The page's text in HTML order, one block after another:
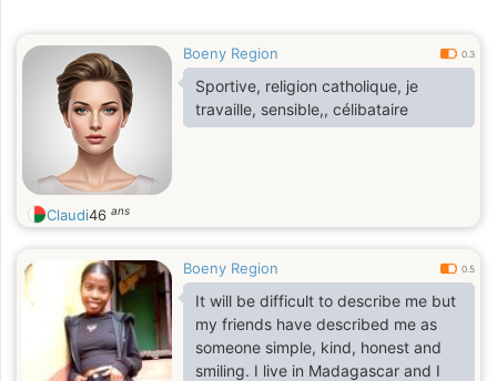
Boeny Region 0.3
Sportive, religion catholique, je
travaille, sensible,, célibataire
Claudi46 ans
Boeny Region 0.5
It will be difficult to describe me but
my friends have described me as
someone simple, kind, honest and
smiling. I live in Madagascar and I